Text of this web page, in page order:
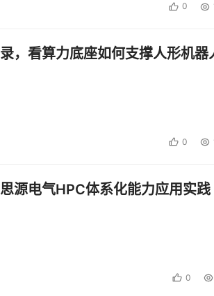
0
，看算力底座如何支撑人形机器
0
源电气HPC体系化能力应用实践
0